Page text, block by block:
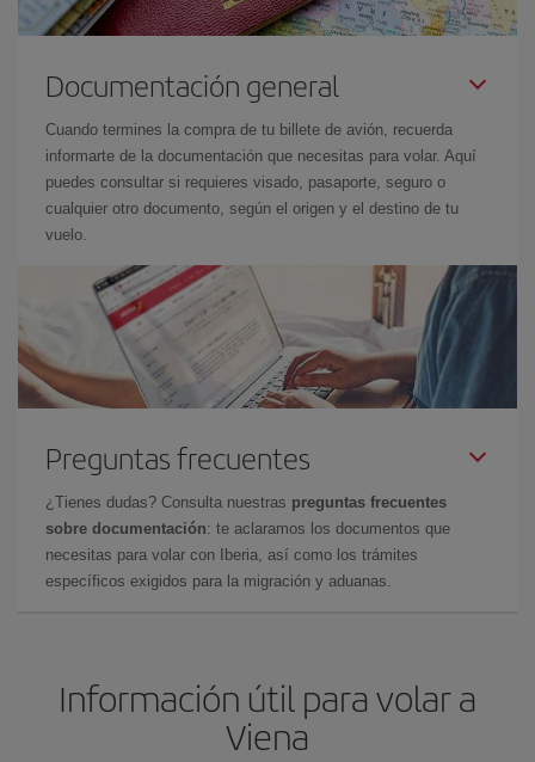
Documentación general
Cuando termines la compra de tu billete de avión, recuerda
informarte de la documentación que necesitas para volar. Aquí
puedes consultar si requieres visado, pasaporte, seguro o
cualquier otro documento, según el origen y el destino de tu
vuelo.
Preguntas frecuentes
¿Tienes dudas? Consulta nuestras preguntas frecuentes
sobre documentación: te aclaramos los documentos que
necesitas para volar con Iberia, así como los trámites
específicos exigidos para la migración y aduanas.
Información útil para volar a
Viena